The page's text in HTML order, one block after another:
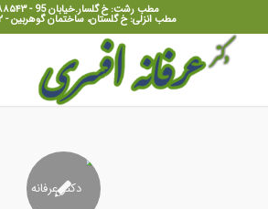
مطب رشت: خ گلسار.خیابان 95 - ۰۹۱۱۸۸۸۸۵۴۳
مطب انزلی: خ گلستان، ساختمان گوهربین - ۰۹۱۱۴۶۲۹۷۴۲